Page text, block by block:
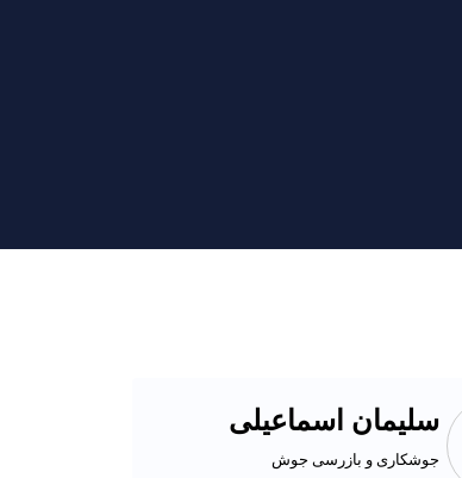
سلیمان اسماعیلی
جوشکاری و بازرسی جوش